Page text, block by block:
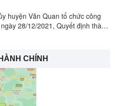
huyện Văn Quan tổ chức công
28/12/2021, Quyết định thành
chính trị huyệnTheo ...
CHÍNH